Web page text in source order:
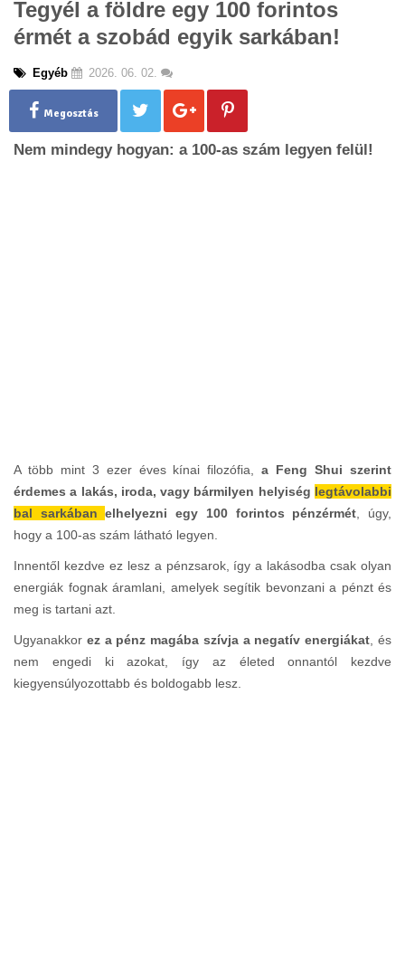
g
a
Tegyél a földre egy 100 forintos
érmét a szobád egyik sarkában!
Egyéb 2026. 06. 02.
Megosztás
Nem mindegy hogyan: a 100-as szám legyen felül!
A több mint 3 ezer éves kínai filozófia,a Feng Shui szerint
érdemes a lakás, iroda, vagy bármilyen helyiség legtávolabbi
bal sarkábanelhelyezni egy 100 forintos pénzérmét , úgy,
hogy a 100-as szám látható legyen.
Innentől kezdve ez lesz a pénzsarok, így a lakásodba csak olyan
energiák fognak áramlani, amelyek segítik bevonzani a pénzt és
meg is tartani azt.
Ugyanakkor ez a pénz magába szívja a negatív energiákat , és
nem engedi ki azokat, így az életed onnantól kezdve
kiegyensúlyozottabb és boldogabb lesz.